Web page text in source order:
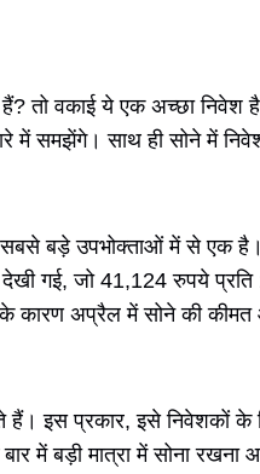
तो वकाई ये एक अच्छा
में समझेंगे। साथ ही सोने में
बड़े उपभोक्ताओं में से एक है।
देखी गई, जो 41,124 रुपये
कारण अप्रैल में सोने की
हैं। इस प्रकार, इसे निवेशकों के
में बड़ी मात्रा में सोना रखना